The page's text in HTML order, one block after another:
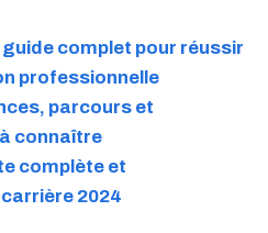
complet pour réussir
professionnelle
parcours et
connaître
complète et
2024